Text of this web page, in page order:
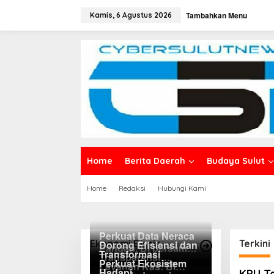
w
Kamis, 6 Agustus 2026 Tambahkan Menu
Home Berita Daerah Budaya Sulut
Home Redaksi Hubungi Kami
Ekonomi Bisnis
Perkuat Data Neraca
Pangan, BI bersama
Pemprov Sulut Genjot
Dorong Efisiensi dan
Transparansi
Keuangan, Sitaro
Transformasi
Layanan Kas: BI
Perkuat Ekosistem
Terkini
c